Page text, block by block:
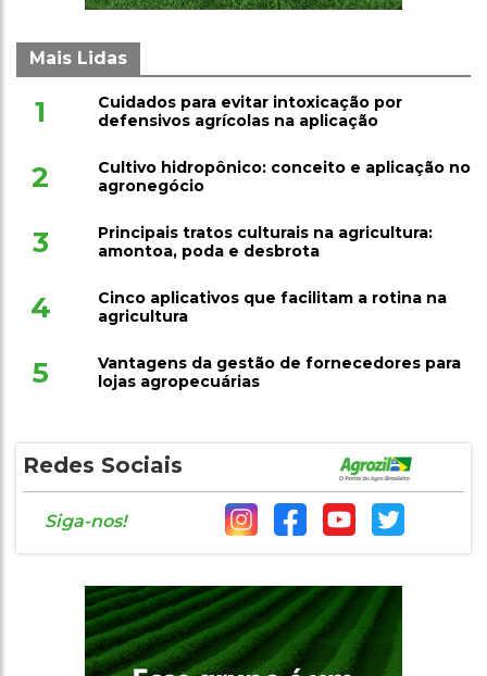
Mais Lidas
1
Cuidados para evitar intoxicação por
defensivos agrícolas na aplicação
2
Cultivo hidropônico: conceito e aplicação no
agronegócio
3
Principais tratos culturais na agricultura:
amontoa, poda e desbrota
4
Cinco aplicativos que facilitam a rotina na
agricultura
5
Vantagens da gestão de fornecedores para
lojas agropecuárias
Redes Sociais
Siga-nos!